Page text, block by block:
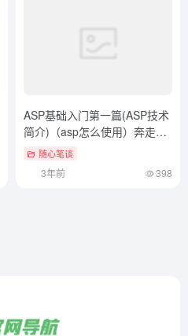
ASP基础入门第一篇(ASP技术
简介)（asp怎么使用）奔走相
告 随心笔谈
3年前 398